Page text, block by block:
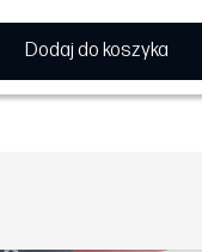
Dodaj do koszyka